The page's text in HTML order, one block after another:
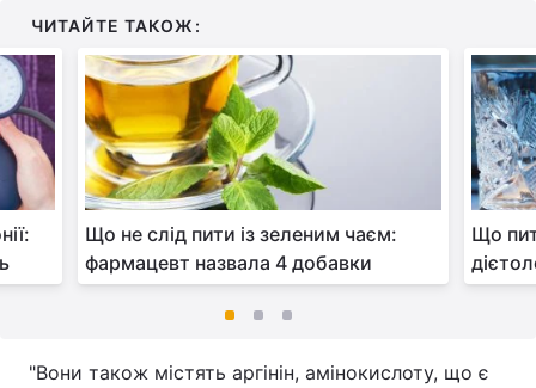
ЧИТАЙТЕ ТАКОЖ:
Що не слід пити із зеленим чаєм:
фармацевт назвала 4 добавки
Що
"Вони також містять аргінін, амінокислоту, що є